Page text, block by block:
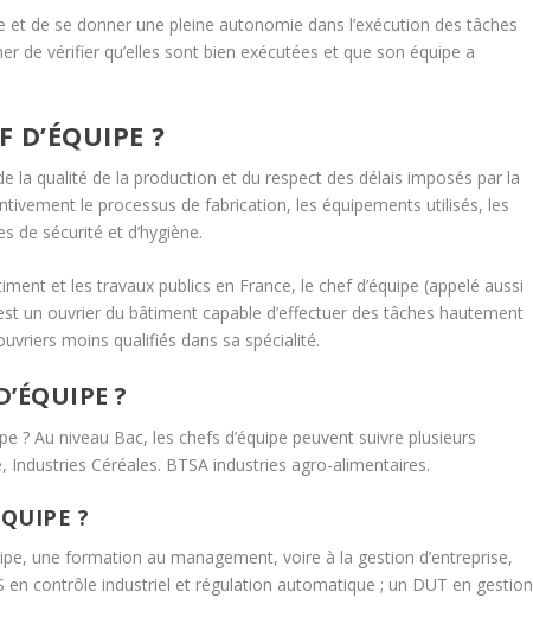
de se donner une pleine autonomie dans l’exécution des tâches
de vérifier qu’elles sont bien exécutées et que son équipe a
D’ÉQUIPE ?
la qualité de la production et du respect des délais imposés par la
le processus de fabrication, les équipements utilisés, les
de sécurité et d’hygiène.
et les travaux publics en France, le chef d’équipe (appelé aussi
un ouvrier du bâtiment capable d’effectuer des tâches hautement
moins qualifiés dans sa spécialité.
?
? Au niveau Bac, les chefs d’équipe peuvent suivre plusieurs
Céréales. BTSA industries agro-alimentaires.
?
une formation au management, voire à la gestion d’entreprise,
en contrôle industriel et régulation automatique ; un DUT en gestion